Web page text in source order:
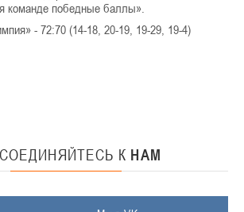
команде победные баллы».
- 72:70 (14-18, 20-19, 19-29, 19-4)
К НАМ